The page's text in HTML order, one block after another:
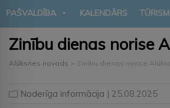
PAŠVALDĪBA KALENDĀRS
Zinību dienas norise
Alūksnes novads > Zinību dienas norise
Noderīga informācija | 25.08.2025